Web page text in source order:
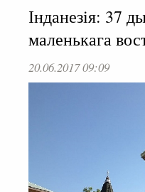
Інданезія: 37
маленькага
20.06.2017 09:09